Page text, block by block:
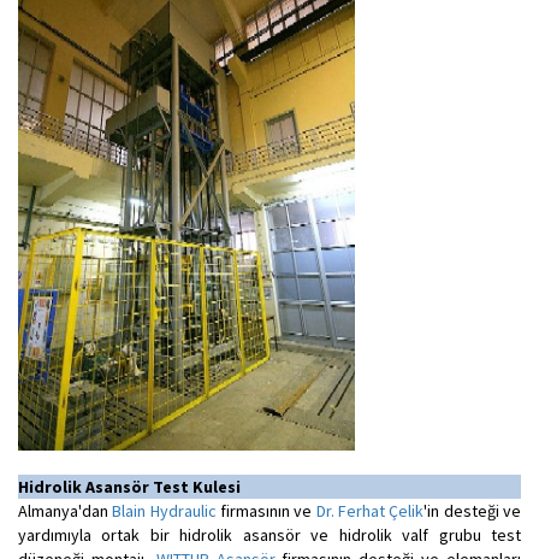
Hidrolik Asansör Test Kulesi
Almanya'danBlain Hydraulic firmasının ve Dr. Ferhat Çelik'in desteği ve
yardımıyla ortak bir hidrolik asansör ve hidrolik valf grubu test